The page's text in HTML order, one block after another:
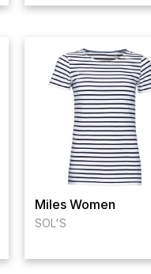
Miles Women
SOL'S